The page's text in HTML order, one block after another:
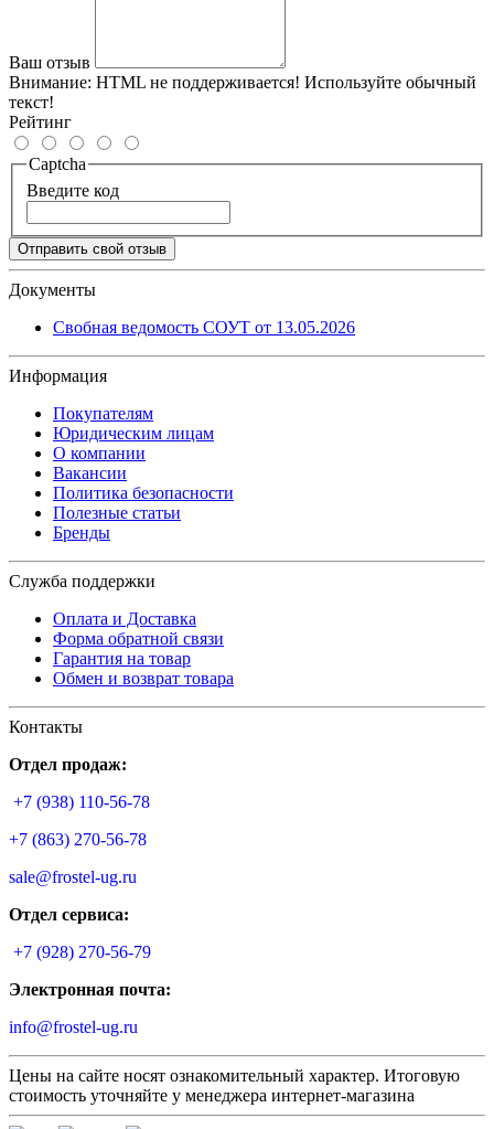
Ваш отзыв
Внимание: HTML не поддерживается! Используйте обычный
текст!
Рейтинг
Captcha
Введите код
Отправить свой отзыв
Документы
Свобная ведомость СОУТ от 13.05.2026
Информация
Покупателям
Юридическим лицам
О компании
Вакансии
Политика безопасности
Полезные статьи
Бренды
Служба поддержки
Оплата и Доставка
Форма обратной связи
Гарантия на товар
Обмен и возврат товара
Контакты
Отдел продаж:
+7 (938) 110-56-78
+7 (863) 270-56-78
sale@frostel-ug.ru
Отдел сервиса:
+7 (928) 270-56-79
Электронная почта:
info@frostel-ug.ru
Цены на сайте носят ознакомительный характер. Итоговую
стоимость уточняйте у менеджера интернет-магазина